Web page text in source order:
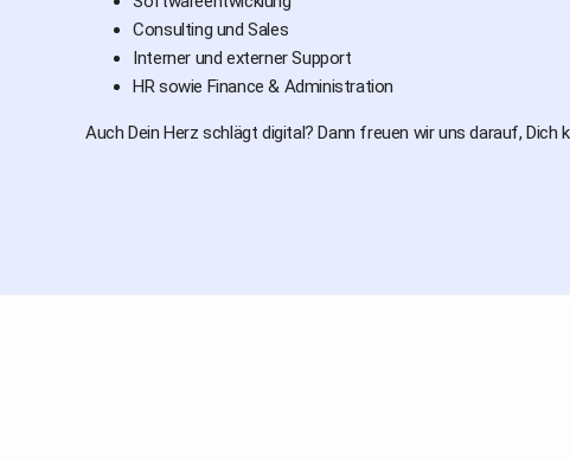
Consulting und Sales
Interner und externer Support
HR sowie Finance & Administration
Auch Dein Herz schlägt digital? Dann freuen wir uns darauf, Dich